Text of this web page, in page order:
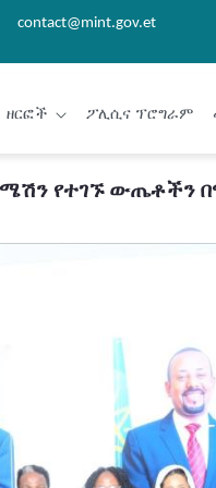
contact@mint.gov.et
ዘርፎች ፖሊሲና ፕሮግራም
የተገኙ ውጤቶችን